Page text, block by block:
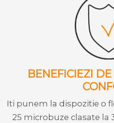
BENEFICIEZI
Iti punem la dispozitie o
25 microbuze clasate la